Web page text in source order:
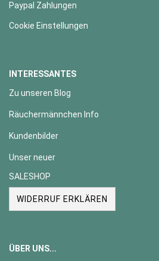
Paypal Zahlungen
Cookie Einstellungen
INTERESSANTES
Zu unseren Blog
Räuchermännchen Info
Kundenbilder
Unser neuer
SALESHOP
WIDERRUF ERKLÄREN
ÜBER UNS...